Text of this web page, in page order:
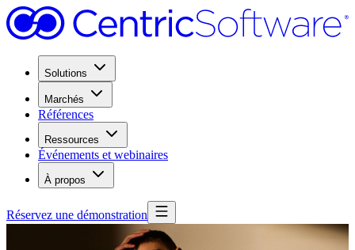
Solutions
Marchés
Références
Ressources
Événements et webinaires
À propos
Réservez une démonstration